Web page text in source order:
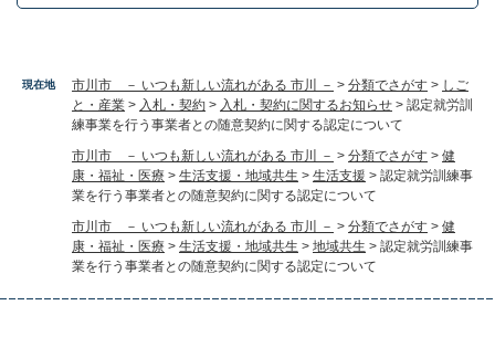
現在地 市川市 － いつも新しい流れがある 市川 － > 分類でさがす > しご
と・産業 > 入札・契約 > 入札・契約に関するお知らせ > 認定就労訓
練事業を行う事業者との随意契約に関する認定について
市川市 － いつも新しい流れがある 市川 － > 分類でさがす > 健
康・福祉・医療 > 生活支援・地域共生 > 生活支援 > 認定就労訓練事
業を行う事業者との随意契約に関する認定について
市川市 － いつも新しい流れがある 市川 － > 分類でさがす > 健
康・福祉・医療 > 生活支援・地域共生 > 地域共生 > 認定就労訓練事
業を行う事業者との随意契約に関する認定について